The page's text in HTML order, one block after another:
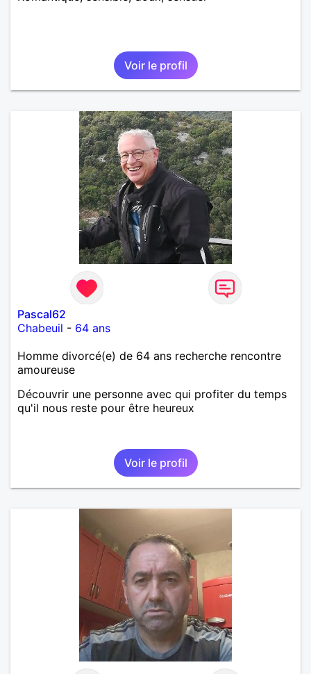
Voir le profil
Pascal62
Chabeuil - 64 ans
Homme divorcé(e) de 64 ans recherche rencontre
amoureuse
Découvrir une personne avec qui profiter du temps
qu'il nous reste pour être heureux
Voir le profil